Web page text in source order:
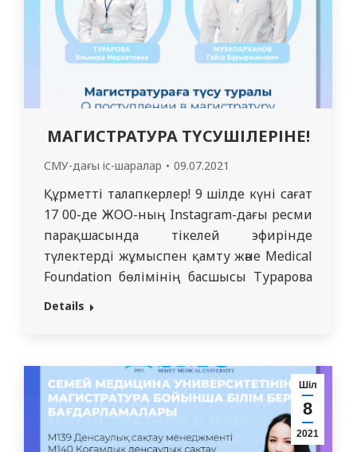
Токешева…
МАГИСТРАТУРА ТҮСУШІЛЕРІНЕ!
СМУ-дағы іс-шаралар 09.07.2021
Құрметті талапкерлер! 9 шілде күні сағат
17 00-де ЖОО-ның Instagram-дағы ресми
парақшасында тікелей эфирінде
түлектерді жұмыспен қамту және Medical
Foundation бөлімінің басшысы Турарова
Эльмира Мерхатовна мен ғылыми-
бағдарламалары, кешенді тестілеуге
өтініш беру ерекшеліктері туралы және
басқа да көптеген сұрақтары бойынша
өзекті ақпаратты аласыздар! Көптеген…
Details
Шіл
8
2021